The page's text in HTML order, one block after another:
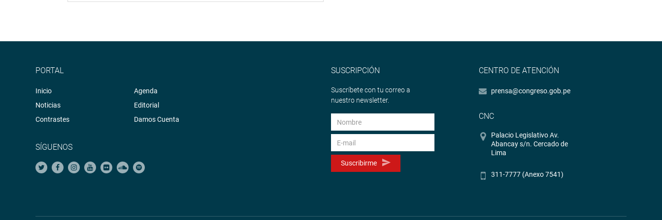
PORTAL
Inicio
Noticias
Contrastes
Agenda
Editorial
Damos Cuenta
SÍGUENOS
SUSCRIPCIÓN
Suscríbete con tu correo a
nuestro newsletter.
Suscribirme
CENTRO DE ATENCIÓN
prensa@congreso.gob.pe
CNC
Palacio Legislativo Av.
Abancay s/n. Cercado de
Lima
311-7777 (Anexo 7541)